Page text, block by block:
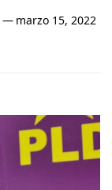
— marzo 15, 2022